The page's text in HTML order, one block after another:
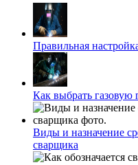
Правильная
Как выбрать газовую
Виды и назначение
сварщика